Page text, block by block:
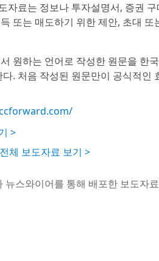
자료는 정보나 투자설명서, 증권
또는 매도하기 위한 제안, 초대
원하는 언어로 작성한 원문을 한
. 처음 작성된 원문만이 공식적
>
체 보도자료 보기 >
뉴스와이어를 통해 배포한 보도자